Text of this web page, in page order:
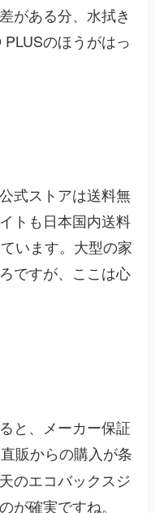
がある分、水拭き
のほうがはっ
式ストアは送料無
トも日本国内送料
います。大型の家
ですが、ここは心
と、メーカー保証
販からの購入が条
のエコバックスジ
が確実ですね。